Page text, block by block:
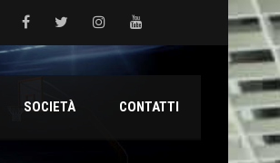
SOCIETÀ CONTATTI